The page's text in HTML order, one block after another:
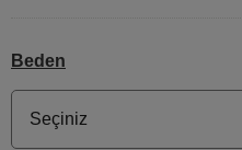
Beden
Seçiniz